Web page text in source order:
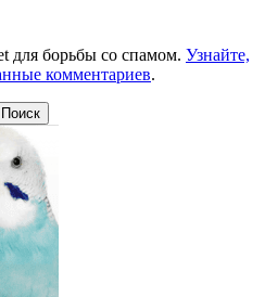
для борьбы со спамом. Узнайте,
комментариев.